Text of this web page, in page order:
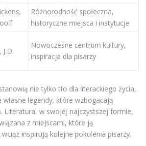
Różnorodność społeczna,
historyczne miejsca i instytucje
J.D.
Nowoczesne centrum kultury,
inspiracja dla pisarzy
nie tylko tło dla literackiego życia,
legendy, które wzbogacają
Literatura, w swojej najczystszej formie,
z miejscami, które ją
wciąż inspirują kolejne pokolenia pisarzy.